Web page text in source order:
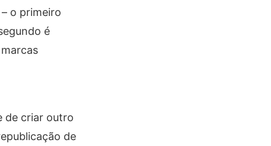
o primeiro
é
de criar outro
de